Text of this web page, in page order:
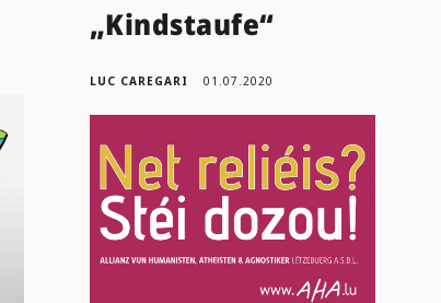
„Kindstaufe“
LUC CAREGARI 01.07.2020